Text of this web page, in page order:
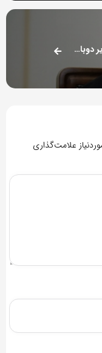
اژه‌ای: با نهضت امام خمینی(ره) غدیر دوباره جان گرفت
علامت‌گذاری